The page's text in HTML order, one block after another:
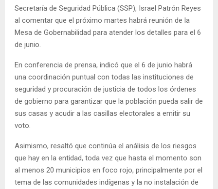
Secretaría de Seguridad Pública (SSP), Israel Patrón Reyes
al comentar que el próximo martes habrá reunión de la
Mesa de Gobernabilidad para atender los detalles para el 6
de junio.
En conferencia de prensa, indicó que el 6 de junio habrá
una coordinación puntual con todas las instituciones de
seguridad y procuración de justicia de todos los órdenes
de gobierno para garantizar que la población pueda salir de
sus casas y acudir a las casillas electorales a emitir su
voto.
Asimismo, resaltó que continúa el análisis de los riesgos
que hay en la entidad, toda vez que hasta el momento son
al menos 20 municipios en foco rojo, principalmente por el
tema de las comunidades indígenas y la no instalación de